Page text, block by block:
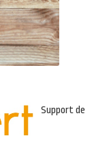
Support de